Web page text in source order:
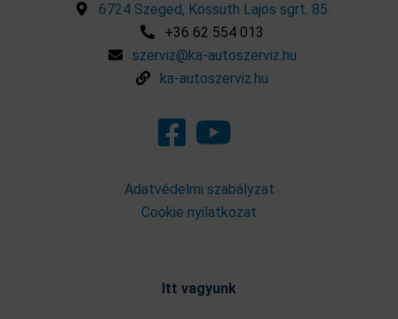
6724 Szeged, Kossuth Lajos sgrt. 85.
+36 62 554 013
szerviz@ka-autoszerviz.hu
ka-autoszerviz.hu
Adatvédelmi szabályzat
Cookie nyilatkozat
Itt vagyunk